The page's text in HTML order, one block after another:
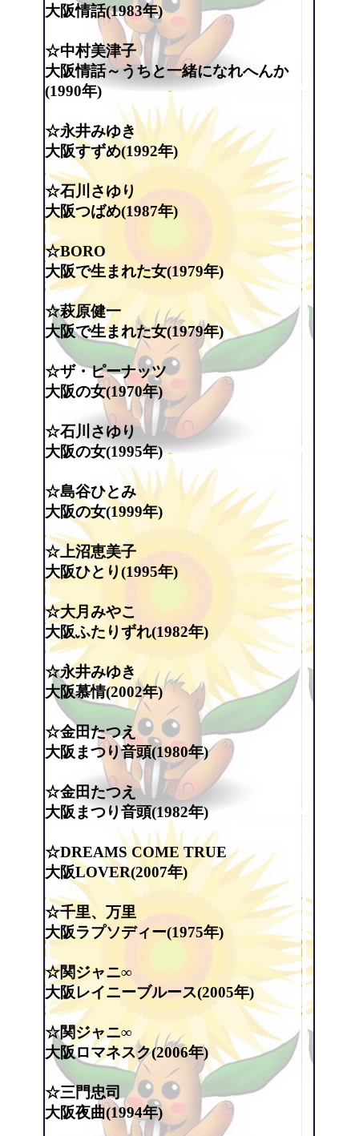
大阪情話(1983年)
☆中村美津子
大阪情話～うちと一緒になれへんか
(1990年)
☆永井みゆき
大阪すずめ(1992年)
☆石川さゆり
大阪つばめ(1987年)
☆BORO
大阪で生まれた女(1979年)
☆萩原健一
大阪で生まれた女(1979年)
☆ザ・ピーナッツ
大阪の女(1970年)
☆石川さゆり
大阪の女(1995年)
☆島谷ひとみ
大阪の女(1999年)
☆上沼恵美子
大阪ひとり(1995年)
☆大月みやこ
大阪ふたりずれ(1982年)
☆永井みゆき
大阪慕情(2002年)
☆金田たつえ
大阪まつり音頭(1980年)
☆金田たつえ
大阪まつり音頭(1982年)
☆DREAMS COME TRUE
大阪LOVER(2007年)
☆千里、万里
大阪ラプソディー(1975年)
☆関ジャニ∞
大阪レイニーブルース(2005年)
☆関ジャニ∞
大阪ロマネスク(2006年)
☆三門忠司
大阪夜曲(1994年)